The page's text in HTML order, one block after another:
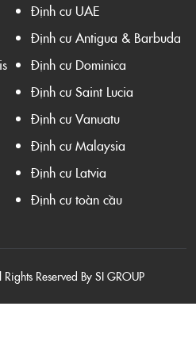
Định cư UAE
Định cư Antigua & Barbuda
Định cư Dominica
Định cư Saint Lucia
Định cư Vanuatu
Định cư Malaysia
Định cư Latvia
Định cư toàn cầu
Reserved By SI GROUP